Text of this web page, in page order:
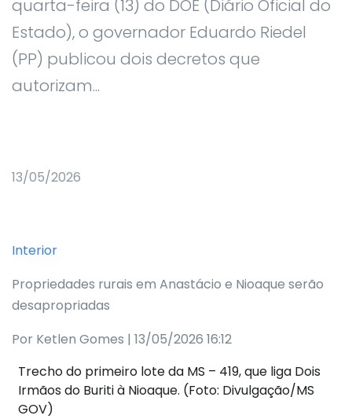
quarta-feira (13) do DOE (Diário Oficial do
Estado), o governador Eduardo Riedel
(PP) publicou dois decretos que
autorizam...
13/05/2026
Interior
Propriedades rurais em Anastácio e Nioaque serão
desapropriadas
Por Ketlen Gomes | 13/05/2026 16:12
Trecho do primeiro lote da MS – 419, que liga Dois
Irmãos do Buriti à Nioaque. (Foto: Divulgação/MS
GOV)